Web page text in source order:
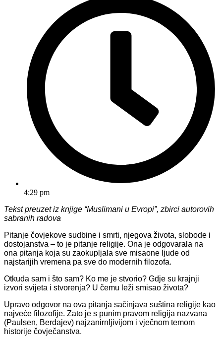
4:29 pm
Tekst preuzet iz knjige “Muslimani u Evropi”, zbirci autorovih
sabranih radova
Pitanje čovjekove sudbine i smrti, njegova života, slobode i
dostojanstva – to je pitanje religije. Ona je odgovarala na
ona pitanja koja su zaokupljala sve misaone ljude od
najstarijih vremena pa sve do modernih filozofa.
Otkuda sam i što sam? Ko me je stvorio? Gdje su krajnji
izvori svijeta i stvorenja? U čemu leži smisao života?
Upravo odgovor na ova pitanja sačinjava suština religije kao
najveće filozofije. Zato je s punim pravom religija nazvana
(Paulsen, Berdajev) najzanirnljivijom i vječnom temom
historije čovječanstva.